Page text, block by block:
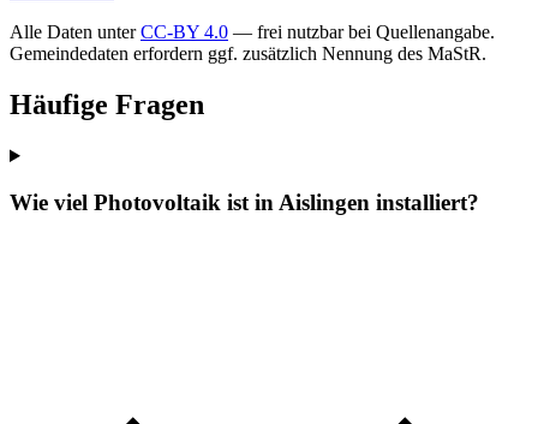
Alle Daten unterCC-BY 4.0 — frei nutzbar bei Quellenangabe.
Gemeindedaten erfordern ggf. zusätzlich Nennung des MaStR.
Häufige Fragen
Wie viel Photovoltaik ist in Aislingen installiert?